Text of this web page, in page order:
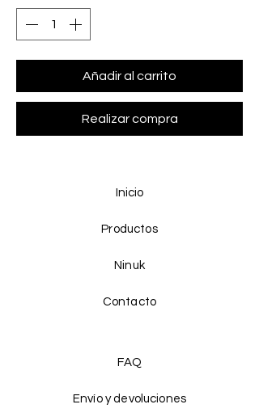
Añadir al carrito
Realizar compra
Inicio
Productos
Ninuk
Contacto
FAQ
Envío y devoluciones